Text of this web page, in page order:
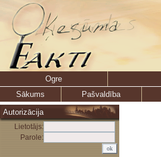
Ogre
Sākums
Pašvaldība
Autorizācija
Lietotājs:
Parole: